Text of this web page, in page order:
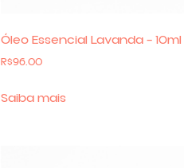
Óleo Essencial Lavanda – 10ml
R$96.00
Saiba mais